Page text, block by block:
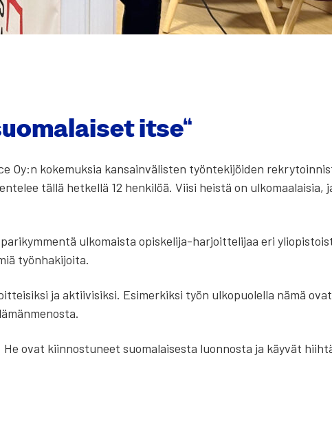
itse”
Oy:n koke­muk­sia kan­sain­vä­lis­ten työn­te­ki­jöi­den
täl­lä het­kel­lä 12 hen­ki­löä. Vii­si heis­tä on ulko­maa­lai­sia,
ulko­mais­ta opis­ke­li­ja-har­joit­te­li­jaa eri
työn­ha­ki­joi­ta.
ja aktii­vi­sik­si. Esi­mer­kik­si työn ulko­puo­lel­la nämä
He ovat kiin­nos­tu­neet suo­ma­lai­ses­ta luon­nos­ta ja käy­vät